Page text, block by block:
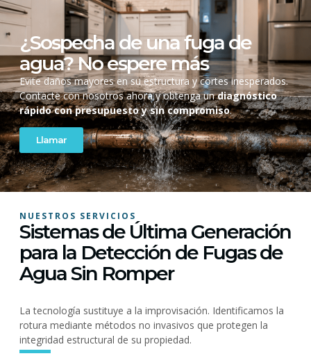
¿Sospecha de una fuga de
agua? No espere más
Evite daños mayores en su estructura y cortes inesperados.
Contacte con nosotros ahora y obtenga undiagnóstico
rápido con presupuesto y sin compromiso.
Llamar
NUESTROS SERVICIOS
Sistemas de Última Generación
para la Detección de Fugas de
Agua Sin Romper
La tecnología sustituye a la improvisación. Identificamos la
rotura mediante métodos no invasivos que protegen la
integridad estructural de su propiedad.